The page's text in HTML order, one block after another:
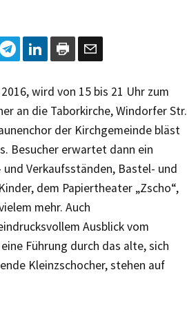
wird von 15 bis 21 Uhr zum
an die Taborkirche, Windorfer Str.
der Kirchgemeinde bläst
Besucher erwartet dann ein
Verkaufsständen, Bastel- und
dem Papiertheater „Zscho“,
mehr. Auch
Ausblick vom
Führung durch das alte, sich
Kleinzschocher, stehen auf